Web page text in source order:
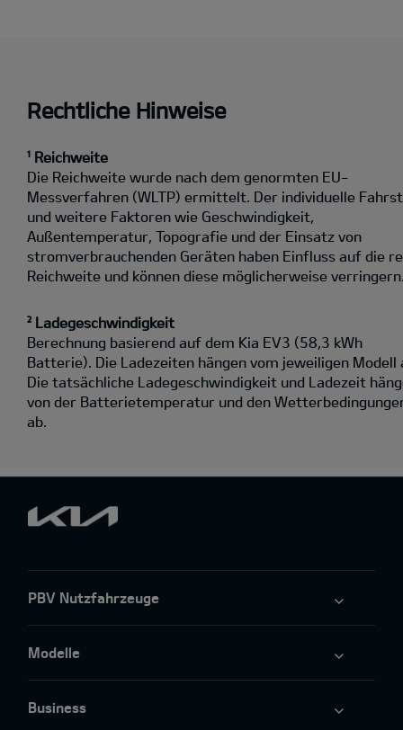
Rechtliche Hinweise
¹ Reichweite
Die Reichweite wurde nach dem genormten EU-
Messverfahren (WLTP) ermittelt. Der individuelle
und weitere Faktoren wie Geschwindigkeit,
Außentemperatur, Topografie und der Einsatz von
stromverbrauchenden Geräten haben Einfluss auf die
Reichweite und können diese möglicherweise
² Ladegeschwindigkeit
Berechnung basierend auf dem Kia EV3 (58,3 kWh
Batterie). Die Ladezeiten hängen vom jeweiligen Modell
Die tatsächliche Ladegeschwindigkeit und Ladezeit
von der Batterietemperatur und den
ab.
PBV Nutzfahrzeuge
Modelle
Business